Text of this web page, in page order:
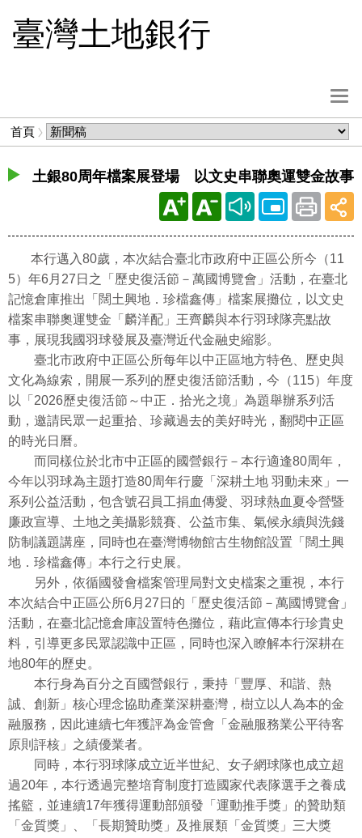
臺灣土地銀行
選
單
按
首頁
麵
包
屑
土銀80周年檔案展登場 以文史串聯奧運雙金故事
本行邁入80歲，本次結合臺北市政府中正區公所今（11
5）年6月27日之「歷史復活節－萬國博覽會」活動，在臺北
記憶倉庫推出「闊土興地．珍檔鑫傳」檔案展攤位，以文史
檔案串聯奧運雙金「麟洋配」王齊麟與本行羽球隊亮點故
事，展現我國羽球發展及臺灣近代金融史縮影。
臺北市政府中正區公所每年以中正區地方特色、歷史與
文化為線索，開展一系列的歷史復活節活動，今（115）年度
以「2026歷史復活節～中正．拾光之境」為題舉辦系列活
動，邀請民眾一起重拾、珍藏過去的美好時光，翻閱中正區
的時光日曆。
而同樣位於北市中正區的國營銀行－本行適逢80周年，
今年以羽球為主題打造80周年行慶「深耕土地 羽動未來」一
系列公益活動，包含號召員工捐血傳愛、羽球熱血夏令營暨
廉政宣導、土地之美攝影競賽、公益市集、氣候永續與洗錢
防制議題講座，同時也在臺灣博物館古生物館設置「闊土興
地．珍檔鑫傳」本行之行史展。
另外，依循國發會檔案管理局對文史檔案之重視，本行
本次結合中正區公所6月27日的「歷史復活節－萬國博覽會」
活動，在臺北記憶倉庫設置特色攤位，藉此宣傳本行珍貴史
料，引導更多民眾認識中正區，同時也深入瞭解本行深耕在
地80年的歷史。
本行身為百分之百國營銀行，秉持「豐厚、和諧、熱
誠、創新」核心理念協助產業深耕臺灣，樹立以人為本的金
融服務，因此連續七年獲評為金管會「金融服務業公平待客
原則評核」之績優業者。
同時，本行羽球隊成立近半世紀、女子網球隊也成立超
過20年，本行透過完整培育制度打造國家代表隊選手之養成
搖籃，並連續17年獲得運動部頒發「運動推手獎」的贊助類
「金質獎」、「長期贊助獎」及推展類「金質獎」三大獎